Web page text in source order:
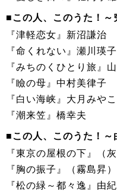
■この人、このうた！
『津軽恋女』新沼謙治
『命くれない』瀬川瑛子
『みちのくひとり旅』
『瞼の母』中村美律子
『白い海峡』大月みやこ
『潮来笠』橋幸夫
■この人、このうた！～
『東京の屋根の下』（
『胸の振子』（霧島昇
『松の緑～都々逸』由